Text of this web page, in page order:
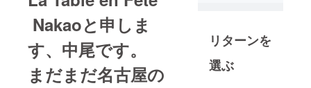
Nakaoと申しま
す、中尾です。
まだまだ名古屋の
で楽しくお
いしいもの
を。ソース
リターンを
選ぶ